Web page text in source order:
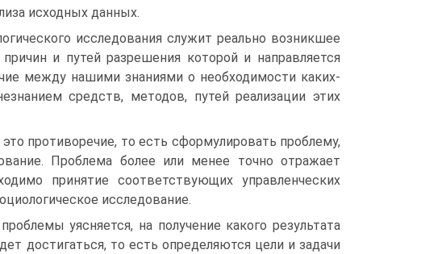
исходных данных.
исследования служит реально возникшее
и путей разрешения которой и направляется
между нашими знаниями о необходимости каких-
средств, методов, путей реализации этих
противоречие, то есть сформулировать проблему,
Проблема более или менее точно отражает
принятие соответствующих управленческих
исследование.
уясняется, на получение какого результата
достигаться, то есть определяются цели и задачи